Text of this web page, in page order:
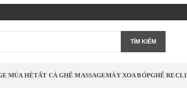
TÌM KIẾM
MÙA HÈTẤT CẢ GHẾ MASSAGEMÁY XOA BÓPGHẾ